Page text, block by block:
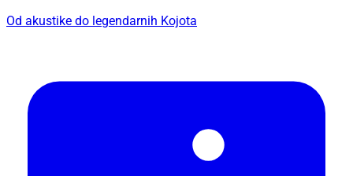
Od akustike do legendarnih Kojota